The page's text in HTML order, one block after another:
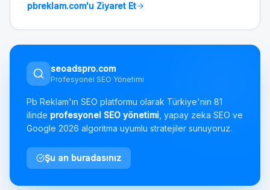
pbreklam.com'u Ziyaret Et
seoadspro.com
Profesyonel SEO Yönetimi
Pb Reklam'ın SEO platformu olarak Türkiye'nin 81
ilinde profesyonel SEO yönetimi , yapay zeka SEO ve
Google 2026 algoritma uyumlu stratejiler sunuyoruz.
Şu an buradasınız